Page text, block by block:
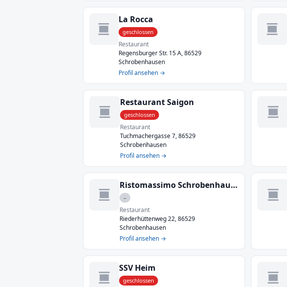
La Rocca
geschlossen
Restaurant
Regensburger Str. 15 A, 86529
Schrobenhausen
Profil ansehen →
Restaurant Saigon
geschlossen
Restaurant
Tuchmachergasse 7, 86529
Schrobenhausen
Profil ansehen →
Ristomassimo Schrobenhausen
–
Restaurant
Riederhüttenweg 22, 86529
Schrobenhausen
Profil ansehen →
SSV Heim
geschlossen